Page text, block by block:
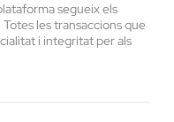
segueix els
les transaccions que
i integritat per als